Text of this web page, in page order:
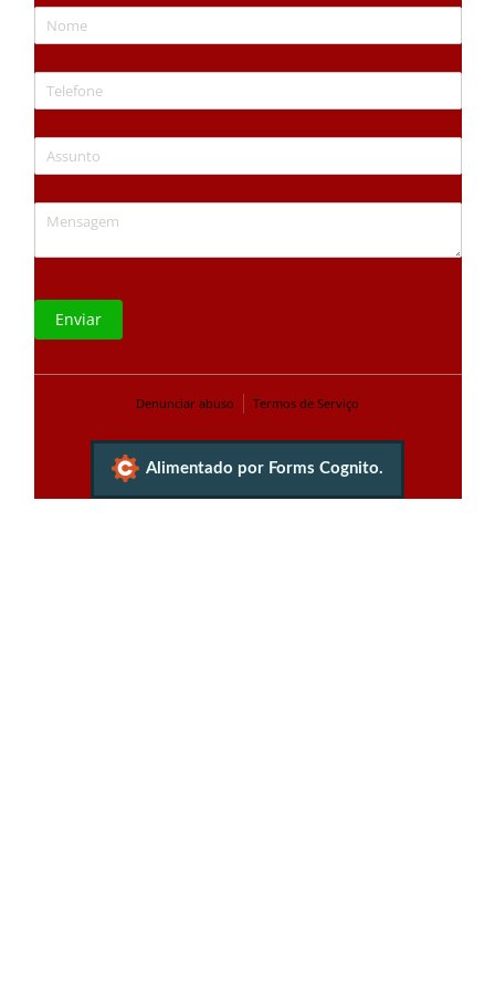
Nome
Telefone
Assunto
Mensagem
Enviar
Denunciar abuso Termos de Serviço
Alimentado por Forms Cognito.